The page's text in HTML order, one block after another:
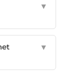
▼
▼